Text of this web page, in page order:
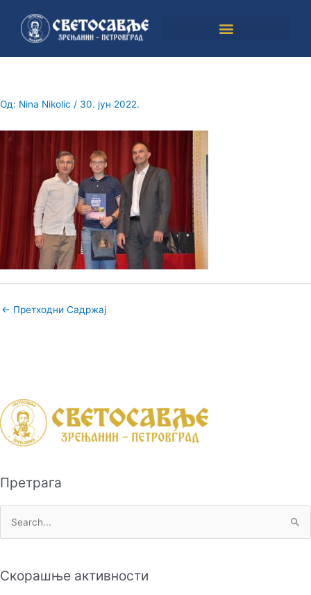
садржај
Од: Nina Nikolic / 30. јун 2022.
← Претходни Садржај
Претрага
тСкорашње активности